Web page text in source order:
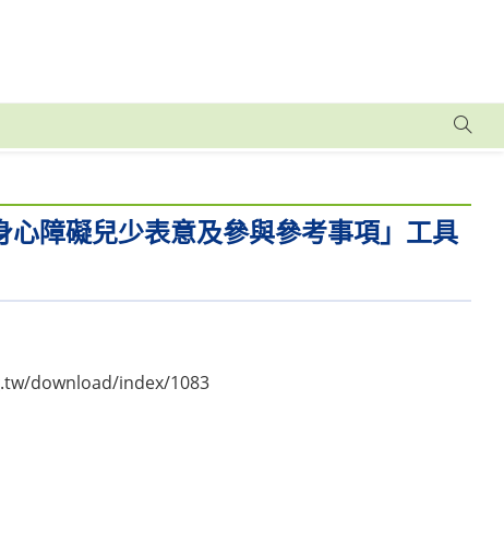
障礙兒少表意及參與參考事項」工具
download/index/1083